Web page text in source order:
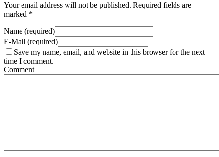
Your email address will not be published. Required fields are
marked *
Name (required)
E-Mail (required)
Save my name, email, and website in this browser for the next
time I comment.
Comment